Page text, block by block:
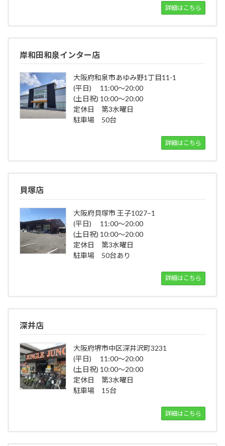
詳細はこちら
岸和田和泉インター店
大阪府和泉市あゆみ野1丁目11-1
(平日) 11:00～20:00
(土日祝) 10:00～20:00
定休日 第3水曜日
駐車場 50台
詳細はこちら
貝塚店
大阪府貝塚市 王子1027−1
(平日) 11:00～20:00
(土日祝) 10:00～20:00
定休日 第3水曜日
駐車場 50台あり
詳細はこちら
深井店
大阪府堺市中区深井沢町3231
(平日) 11:00～20:00
(土日祝) 10:00～20:00
定休日 第3水曜日
駐車場 15台
詳細はこちら